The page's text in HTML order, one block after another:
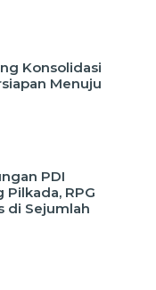
Konsolidasi
Menuju
PDI
RPG
di Sejumlah